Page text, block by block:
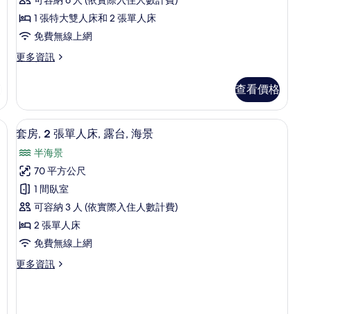
有
相
片
Twin)
的
詳
室,
露
台,
(Pavilion,
1
King
&
1
Twin)
的
所
有
相
1 張特大雙人床和 2 張單人床
免費無線上網
更多資訊
更
2
間
臥
露
台,
海
景
(Pavilion,
King
&
Twin)
查看價格
顯
套
房,
2
張
單
人
床,
套房, 2 張單人床, 露台, 海景 | 迷你吧、客房
4
套房, 2 張單人床, 露台, 海景
半海景
70 平方公尺
1 間臥室
可容納 3 人 (依實際入住人數計費)
2 張單人床
免費無線上網
更多資訊
更